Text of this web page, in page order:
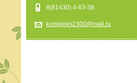
8(81430) 4-63-38
kompleks2300@mail.ru